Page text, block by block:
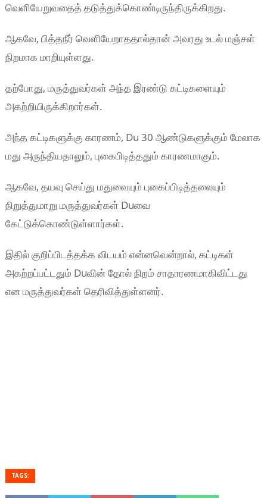
வெளியேறுவதைத் தடுத்துக்கொண்டிருந்திருக்கிறது.
ஆகவே, பித்தநீர் வெளியேறாததால்தான் அவரது உடல் மஞ்சள்
நிறமாக மாறியுள்ளது.
தற்போது, மருத்துவர்கள் அந்த இரண்டு கட்டிகளையும்
அகற்றியிருக்கிறார்கள்.
அந்த கட்டிகளுக்கு காரணம், Du 30 ஆண்டுகளுக்கும் மேலாக
மது அருந்தியதாலும், புகைபிடித்ததும் காரணமாகும்.
ஆகவே, தயவு செய்து மதுவையும் புகைப்பிடித்தலையும்
நிறுத்துமாறு மருத்துவர்கள் Duவை
கேட்டுக்கொண்டுள்ளார்கள்.
இதில் குறிப்பிடத்தக்க விடயம் என்னவென்றால், கட்டிகள்
அகற்றப்பட்டதும் Duவின் தோல் நிறம் சாதாரணமாகிவிட்டது
என மருத்துவர்கள் தெரிவித்துள்ளனர்.
TAGS: